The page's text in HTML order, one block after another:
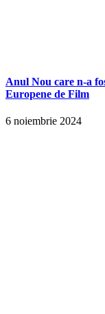
Anul Nou care n-a
Europene de Film
6 noiembrie 2024